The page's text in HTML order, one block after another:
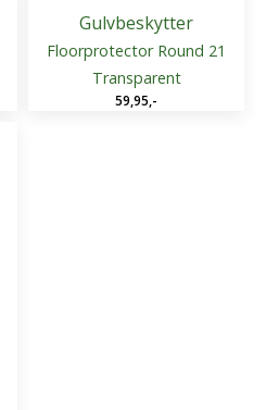
Gulvbeskytter
Floorprotector Round 21
Transparent
59,95,-